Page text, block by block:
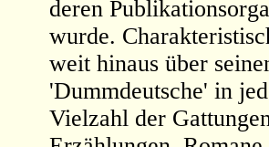
deren
wurde.
weit hinaus über
'Dummdeutsche' in
Vielzahl der